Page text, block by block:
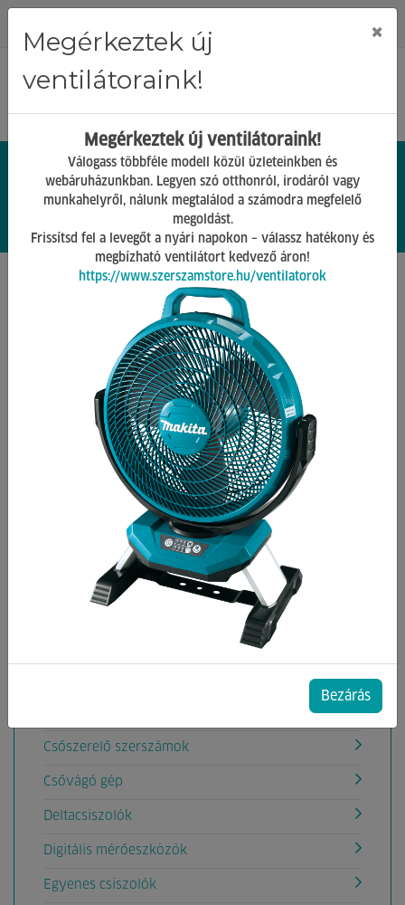
0 0.
Barkács Gépek
Vissza
Kategóriák
Akkumulátoros rádiók
Aligátorfűrész gépek
Akkumulátoros Pumpák
Áramfejlesztők
Betoncsiszoló,Betonömörítő gépek
Csőszerelő szerszámok
Csővágó gép
Deltacsiszolók
Digitális mérőeszközök
Egyenes csiszolók
Megérkeztek új
ventilátoraink!
×
Megérkeztek új ventilátoraink!
Válogass többféle modell közül üzleteinkben és
webáruházunkban. Legyen szó otthonról, irodáról vagy
munkahelyről, nálunk megtalálod a számodra megfelelő
megoldást.
Frissítsd fel a levegőt a nyári napokon – válassz hatékony és
megbízható ventilátort kedvező áron!
https://www.szerszamstore.hu/ventilatorok
Bezárás